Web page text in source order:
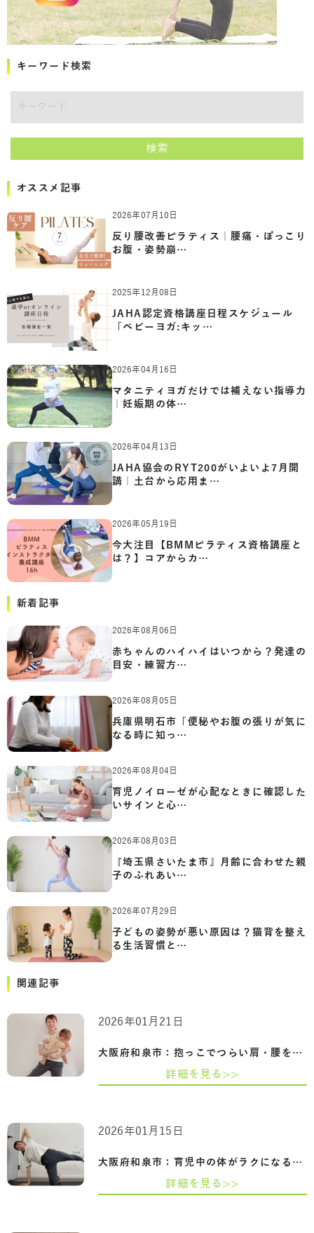
キーワード検索
検索
オススメ記事
2026年07月10日
反り腰改善ピラティス｜腰痛・ぽっこり
お腹・姿勢崩…
2025年12月08日
JAHA認定資格講座日程スケジュール
「ベビーヨガ:キッ…
2026年04月16日
マタニティヨガだけでは補えない指導力
｜妊娠期の体…
2026年04月13日
JAHA協会のRYT200がいよいよ7月開
講｜土台から応用ま…
2026年05月19日
今大注目【BMMピラティス資格講座と
は？】コアからカ…
新着記事
2026年08月06日
赤ちゃんのハイハイはいつから？発達の
目安・練習方…
2026年08月05日
兵庫県明石市「便秘やお腹の張りが気に
なる時に知っ…
2026年08月04日
育児ノイローゼが心配なときに確認した
いサインと心…
2026年08月03日
『埼玉県さいたま市』月齢に合わせた親
子のふれあい…
2026年07月29日
子どもの姿勢が悪い原因は？猫背を整え
る生活習慣と…
関連記事
大阪府和泉市：抱っこでつらい肩・腰をケ…
2026年01月21日
詳細を見る>>
大阪府和泉市：育児中の体がラクになる｜…
2026年01月15日
詳細を見る>>